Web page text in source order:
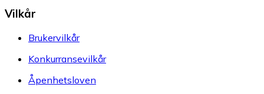
Vilkår
Brukervilkår
Konkurransevilkår
Åpenhetsloven